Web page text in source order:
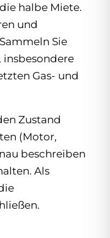
halbe Miete.
und
Sie
, insbesondere
Gas- und
Zustand
(Motor,
beschreiben
Als